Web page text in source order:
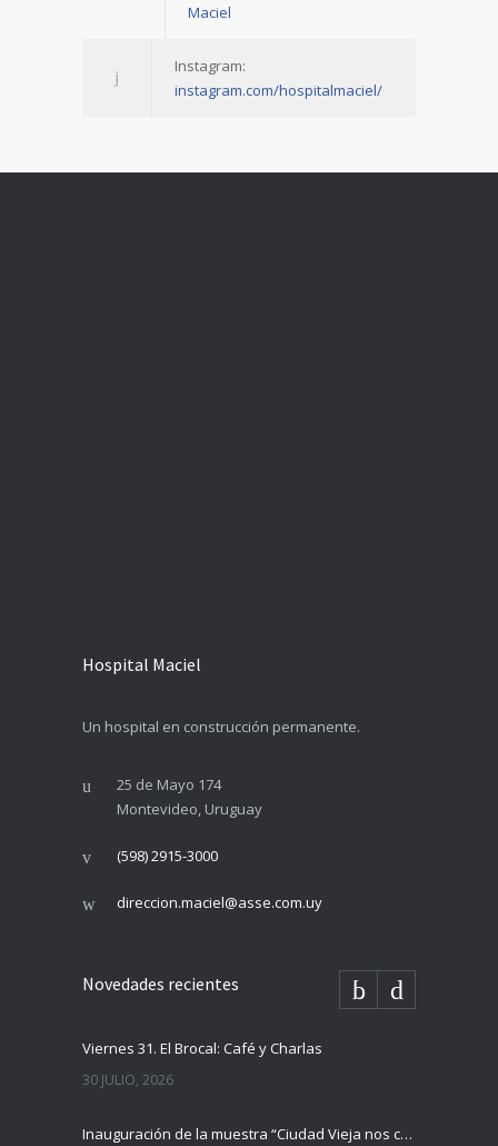
Maciel
Instagram:
instagram.com/hospitalmaciel/
Hospital Maciel
Un hospital en construcción permanente.
25 de Mayo 174
Montevideo, Uruguay
(598) 2915-3000
direccion.maciel@asse.com.uy
Novedades recientes
Viernes 31. El Brocal: Café y Charlas
30 JULIO, 2026
Inauguración de la muestra “Ciudad Vieja nos cuenta”